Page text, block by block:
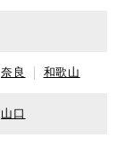
奈良 和歌山
山口